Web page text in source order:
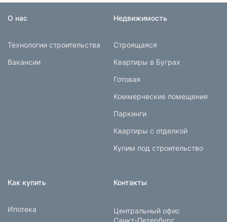
О нас
Технологии строительства
Вакансии
Недвижимость
Строящаяся
Квартиры в Буграх
Готовая
Коммерческие помещения
Паркинги
Квартиры с отделкой
Купим под строительство
Как купить
Ипотека
Контакты
Центральный офис
Санкт-Петербург,